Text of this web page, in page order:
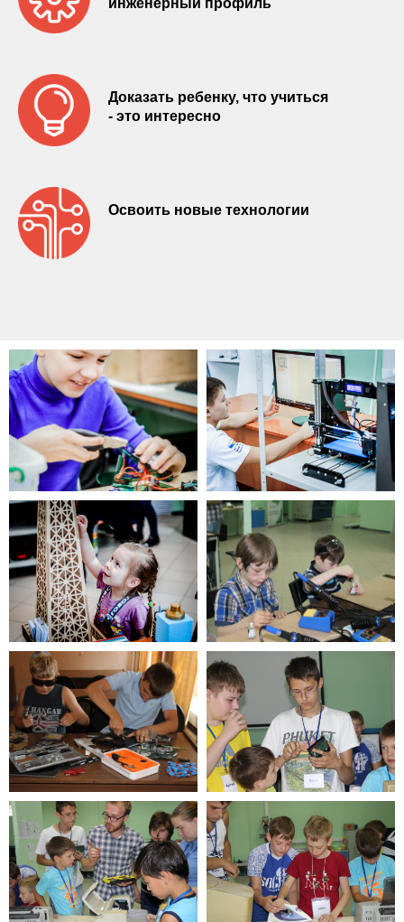
инженерный профиль
Доказать ребенку, что учиться
- это интересно
Освоить новые технологии